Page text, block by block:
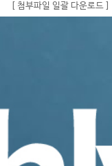
[ 첨부파일 일괄 다운로드 ]